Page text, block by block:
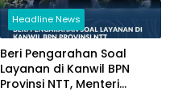
Headline News
Beri Pengarahan Soal
Layanan di Kanwil BPN
Provinsi NTT, Menteri